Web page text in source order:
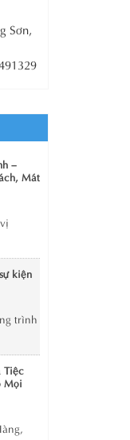
Sơn,
–
Mát
kiện
trình
Tiệc
Mọi